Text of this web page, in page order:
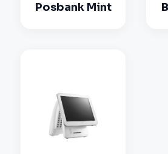
Posbank Mint